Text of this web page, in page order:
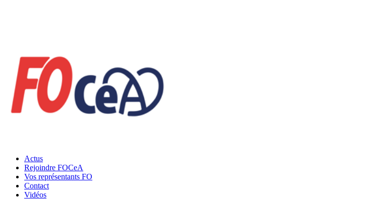
Actus
Rejoindre FOCeA
Vos représentants FO
Contact
Vidéos